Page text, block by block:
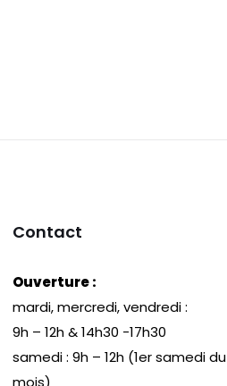
Contact
Ouverture :
mardi, mercredi, vendredi :
9h – 12h & 14h30 -17h30
samedi : 9h – 12h (1er samedi du
mois)